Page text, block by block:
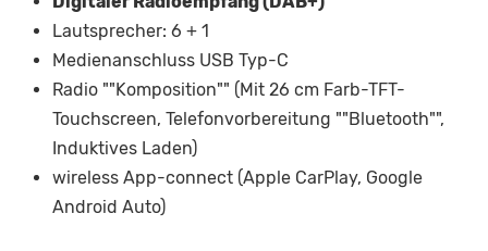
Lautsprecher: 6 + 1
Medienanschluss USB Typ-C
Radio ""Komposition"" (Mit 26 cm Farb-TFT-
Touchscreen, Telefonvorbereitung ""Bluetooth"",
Induktives Laden)
wireless App-connect (Apple CarPlay, Google
Android Auto)